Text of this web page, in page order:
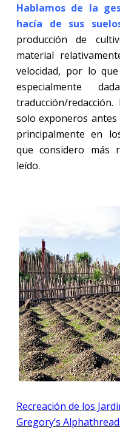
Hablamos de la
hacía de sus
producción de
material
velocidad, por lo
especialmente
traducción/
solo exponeros
principalmente en
que considero más
leído.
Recreación de los
Gregory’s